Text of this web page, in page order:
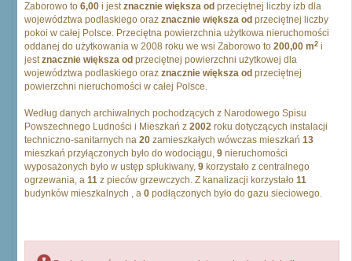
Zaborowo to 6,00 i jestznacznie większa od przeciętnej liczby izb dla
województwa podlaskiego oraz znacznie większa od przeciętnej liczby
pokoi w całej Polsce. Przeciętna powierzchnia użytkowa nieruchomości
oddanej do użytkowania w 2008 roku we wsi Zaborowo to 200,00 m2 i
jestznacznie większa od przeciętnej powierzchni użytkowej dla
województwa podlaskiego oraz znacznie większa od przeciętnej
powierzchni nieruchomości w całej Polsce.
Według danych archiwalnych pochodzących z Narodowego Spisu
Powszechnego Ludności i Mieszkań z 2002 roku dotyczących instalacji
techniczno-sanitarnych na 20 zamieszkałych wówczas mieszkań 13
mieszkań przyłączonych było do wodociągu, 9 nieruchomości
wyposażonych było w ustęp spłukiwany, 9 korzystało z centralnego
ogrzewania, a 11 z pieców grzewczych. Z kanalizacji korzystało 11
budynków mieszkalnych , a 0 podłączonych było do gazu sieciowego.